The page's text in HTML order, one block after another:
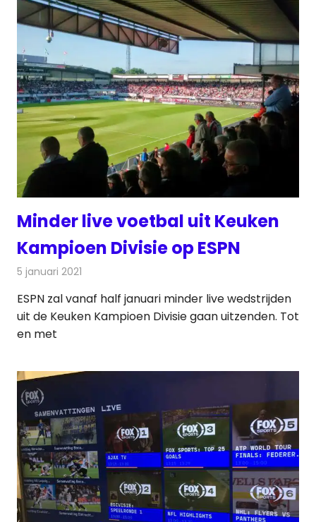
Minder live voetbal uit Keuken
Kampioen Divisie op ESPN
5 januari 2021
ESPN zal vanaf half januari minder live wedstrijden
uit de Keuken Kampioen Divisie gaan uitzenden. Tot
en met